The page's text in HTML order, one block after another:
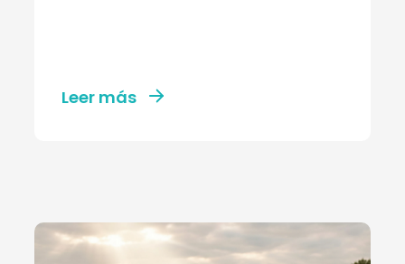
Leer más